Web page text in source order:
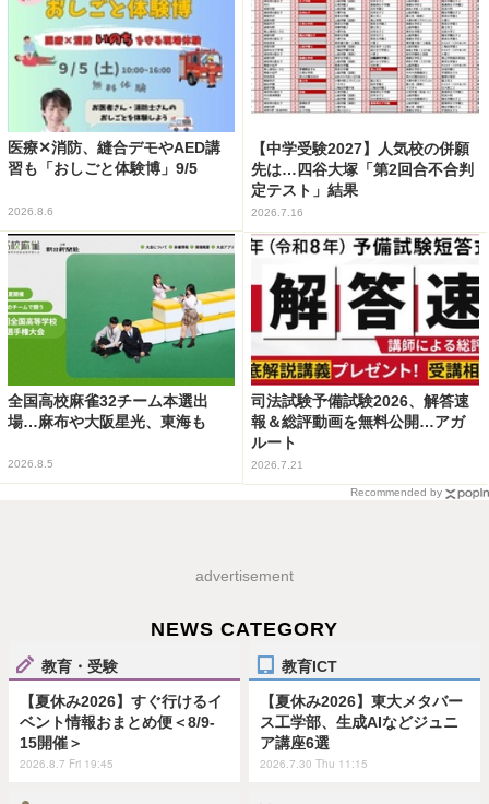
医療✕消防、縫合デモやAED講
習も「おしごと体験博」9/5
2026.8.6
【中学受験2027】人気校の併願
先は…四谷大塚「第2回合不合判
定テスト」結果
2026.7.16
全国高校麻雀32チーム本選出
場…麻布や大阪星光、東海も
2026.8.5
司法試験予備試験2026、解答速
報＆総評動画を無料公開…アガ
ルート
2026.7.21
Recommended by
advertisement
NEWS CATEGORY
教育・受験
【夏休み2026】すぐ行けるイ
ベント情報おまとめ便＜8/9-
15開催＞
2026.8.7 Fri 19:45
教育ICT
【夏休み2026】東大メタバー
ス工学部、生成AIなどジュニ
ア講座6選
2026.7.30 Thu 11:15